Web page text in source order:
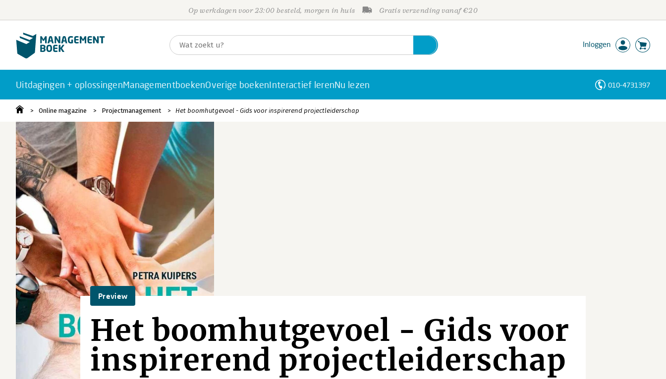
Op werkdagen voor 23:00 besteld, morgen in huis Gratis verzending vanaf €20
Inloggen
Uitdagingen + oplossingenManagementboekenOverige boekenInteractief lerenNu lezen 010-4731397
Online magazine Projectmanagement Het boomhutgevoel - Gids voor inspirerend projectleiderschap
Preview
Het boomhutgevoel - Gids voor
inspirerend projectleiderschap
Personen